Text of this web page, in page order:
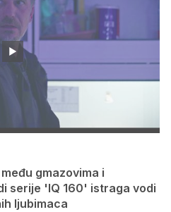
gmazovima i
serije 'IQ 160' istraga vodi
ljubimaca